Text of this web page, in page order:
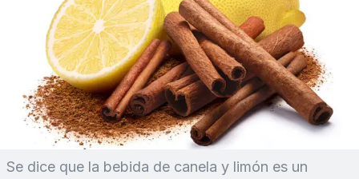
Se dice que la bebida de canela y limón es un